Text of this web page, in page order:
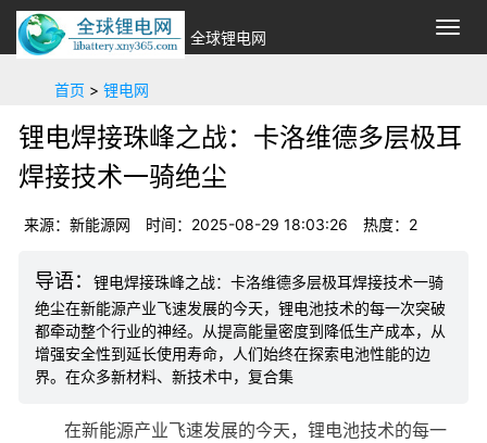
切
换
全球锂电网
首页 > 锂电网
锂电焊接珠峰之战：卡洛维德多层极耳
焊接技术一骑绝尘
来源：新能源网 时间：2025-08-29 18:03:26 热度：2
锂电焊接珠峰之战：卡洛维德多层极耳焊接技术一骑
绝尘在新能源产业飞速发展的今天，锂电池技术的每一次突破
都牵动整个行业的神经。从提高能量密度到降低生产成本，从
增强安全性到延长使用寿命，人们始终在探索电池性能的边
界。在众多新材料、新技术中，复合集
在新能源产业飞速发展的今天， 锂电池技术的每一